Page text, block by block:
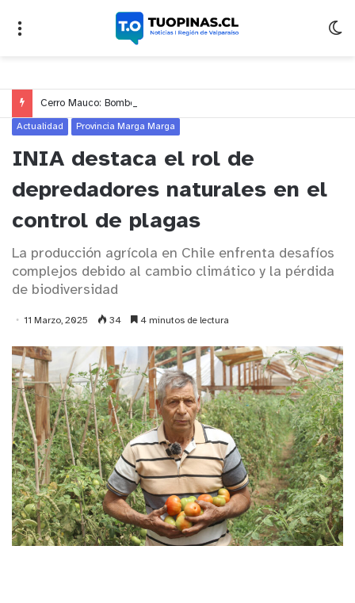
Actualidad Provincia Marga Marga
INIA destaca el rol de
depredadores naturales en el
control de plagas
La producción agrícola en Chile enfrenta desafíos
complejos debido al cambio climático y la pérdida
de biodiversidad
11 Marzo, 2025 34 4 minutos de lectura